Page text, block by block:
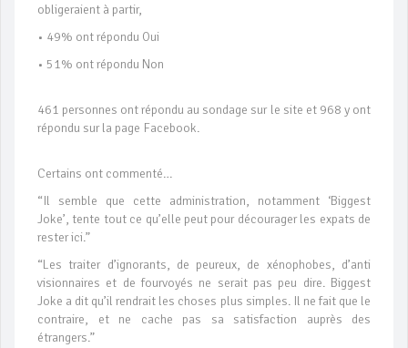
obligeraient à partir,
• 49% ont répondu Oui
• 51% ont répondu Non
461 personnes ont répondu au sondage sur le site et 968 y ont
répondu sur la page Facebook.
Certains ont commenté…
“Il semble que cette administration, notamment ‘Biggest
Joke’, tente tout ce qu’elle peut pour décourager les expats de
rester ici.”
“Les traiter d’ignorants, de peureux, de xénophobes, d’anti
visionnaires et de fourvoyés ne serait pas peu dire. Biggest
Joke a dit qu’il rendrait les choses plus simples. Il ne fait que le
contraire, et ne cache pas sa satisfaction auprès des
étrangers.”